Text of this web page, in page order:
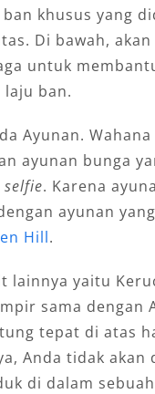
khusus yang
Di bawah,
untuk
laju ban.
Ayunan.
ayunan bunga
selfie. Karena
ayunan
Hill.
lainnya yaitu
sama dengan
tepat di atas
Anda tidak akan
di dalam